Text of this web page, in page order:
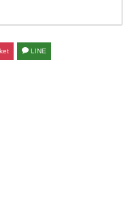
LINE